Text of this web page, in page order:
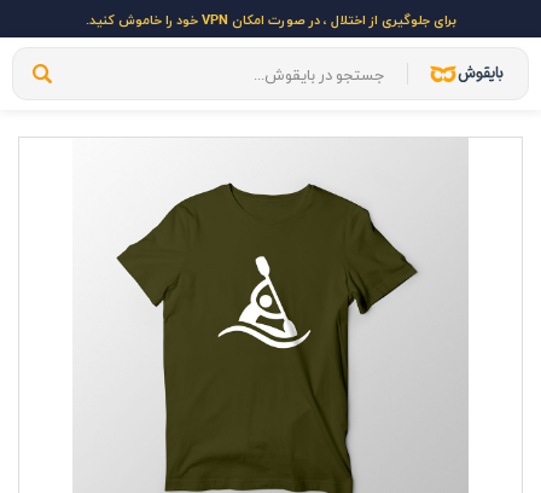
برای جلوگیری از اختلال ، در صورت امکان VPN خود را خاموش کنید.